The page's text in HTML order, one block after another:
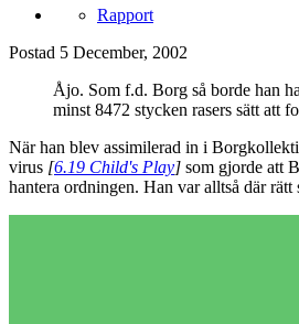
Rapport
Postad 5 December, 2002
Åjo. Som f.d. Borg så borde han
minst 8472 stycken rasers sätt att
När han blev assimilerad in i
virus [6.19 Child's Play] som gjorde att
hantera ordningen. Han var alltså där